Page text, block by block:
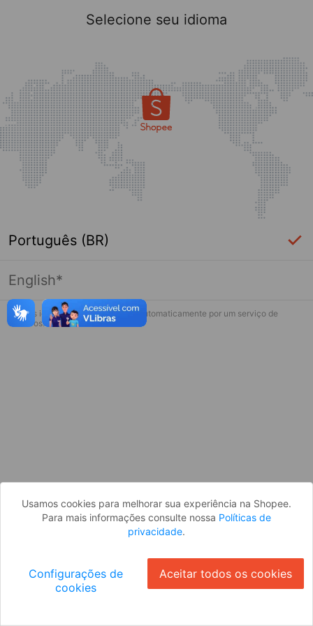
Página indisponível
Desculpe, algo deu errado. Faça login
Selecione seu idioma
Português (BR)
English*
* Esses idiomas serão traduzidos automaticamente por um serviço de
terceiros.
Usamos cookies para melhorar sua experiência na Shopee.
Para mais informações consulte nossa Políticas de
privacidade.
Configurações de
cookies
Aceitar todos os cookies